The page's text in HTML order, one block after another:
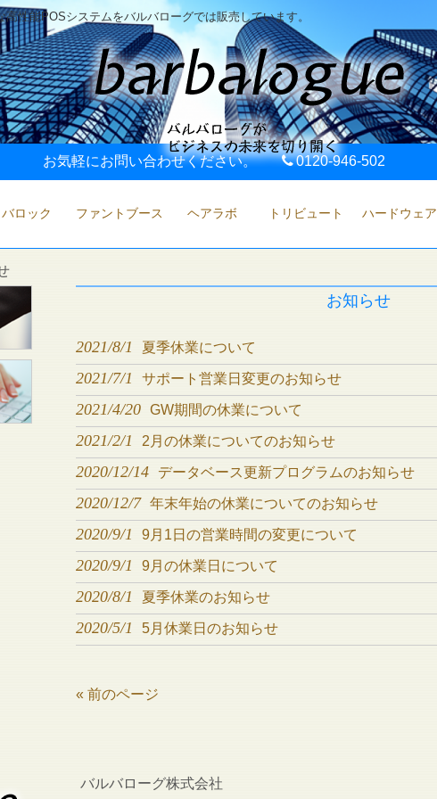
性能POSシステムをバルバローグでは販売しています。
お気軽にお問い合わせください。 0120-946-502
バロック ファントブース ヘアラボ トリビュート ハードウェア
お知らせ
2021/8/1 夏季休業について
2021/7/1 サポート営業日変更のお知らせ
2021/4/20 GW期間の休業について
2021/2/1 2月の休業についてのお知らせ
2020/12/14 データベース更新プログラムのお知らせ
2020/12/7 年末年始の休業についてのお知らせ
2020/9/1 9月1日の営業時間の変更について
2020/9/1 9月の休業日について
2020/8/1 夏季休業のお知らせ
2020/5/1 5月休業日のお知らせ
« 前のページ
バルバローグ株式会社